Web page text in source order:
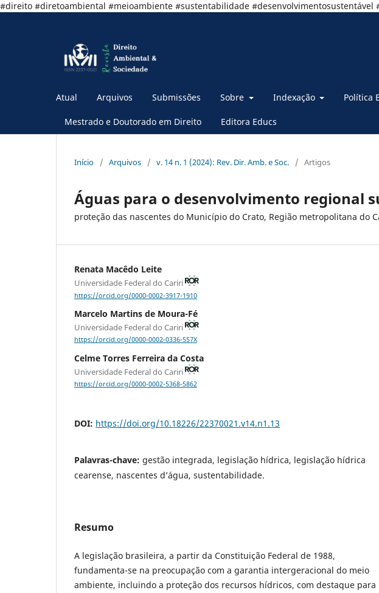
#direito #diretoambiental #meioambiente #sustentabilidade
Atual Arquivos Submissões Sobre Indexação Política
Mestrado e Doutorado em Direito Editora Educs
Início / Arquivos / v. 14 n. 1 (2024): Rev. Dir. Amb. e Soc. / Artigos
Águas para o desenvolvimento regional
proteção das nascentes do Município do Crato, Região metropolitana do
Renata Macêdo Leite
Universidade Federal do Cariri
https://orcid.org/0000-0002-3917-1910
Marcelo Martins de Moura-Fé
Universidade Federal do Cariri
https://orcid.org/0000-0002-0336-557X
Celme Torres Ferreira da Costa
Universidade Federal do Cariri
https://orcid.org/0000-0002-5368-5862
DOI: https://doi.org/10.18226/22370021.v14.n1.13
Palavras-chave: gestão integrada, legislação hídrica, legislação hídrica
cearense, nascentes d’água, sustentabilidade.
Resumo
A legislação brasileira, a partir da Constituição Federal de 1988,
fundamenta-se na preocupação com a garantia intergeracional do meio
ambiente, incluindo a proteção dos recursos hídricos, com destaque para